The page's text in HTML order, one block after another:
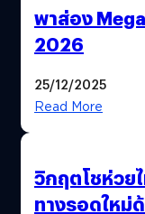
พาส่อง
2026
25/12/2025
Read More
วิกฤตโชห่วย
ทางรอดให